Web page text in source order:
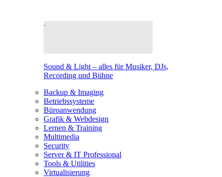
Sound & Light – alles für Musiker, DJs,
Recording und Bühne
Backup & Imaging
Betriebssysteme
Büroanwendung
Grafik & Webdesign
Lernen & Training
Multimedia
Security
Server & IT Professional
Tools & Utilities
Virtualisierung